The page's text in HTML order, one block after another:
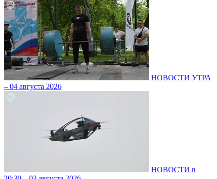
НОВОСТИ УТРА
– 04 августа 2026
НОВОСТИ в